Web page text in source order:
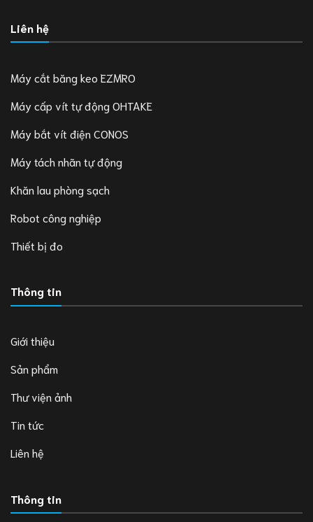
Liên hệ
Máy cắt băng keo EZMRO
Máy cấp vít tự động OHTAKE
Máy bắt vít điện CONOS
Máy tách nhãn tự động
Khăn lau phòng sạch
Robot công nghiệp
Thiết bị đo
Thông tin
Giới thiệu
Sản phẩm
Thư viện ảnh
Tin tức
Liên hệ
Thông tin